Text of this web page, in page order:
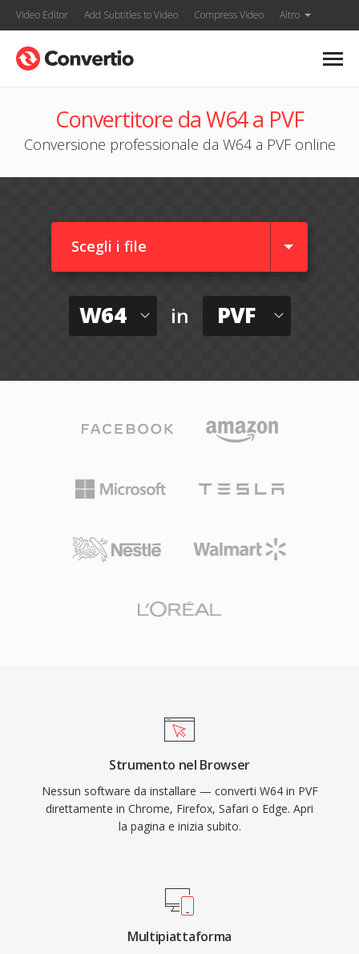
Video Editor Add Subtitles to Video Compress Video Altro
Convertitore da W64 a PVF
Conversione professionale da W64 a PVF online
Scegli i file
W64 in PVF
Strumento nel Browser
Nessun software da installare — converti W64 in PVF
direttamente in Chrome, Firefox, Safari o Edge. Apri
la pagina e inizia subito.
Multipiattaforma